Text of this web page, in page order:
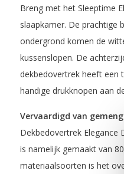
Breng met het Sleeptime
slaapkamer. De prachtige
ondergrond komen de
kussenslopen. De
dekbedovertrek heeft een
handige drukknopen aan
Vervaardigd van
Dekbedovertrek Elegance
is namelijk gemaakt van
materiaalsoorten is het